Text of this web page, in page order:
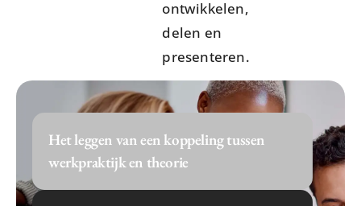
Het leggen van een koppeling tussen
werkpraktijk en theorie
ontwikkelen,
delen en
presenteren.